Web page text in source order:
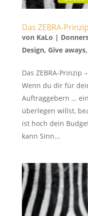
Das ZEBRA-
von KaLo |
Design, Give aways,
Das ZEBRA-Prinzip
Wenn du dir für
Auftraggebern …
überlegen willst,
ist hoch dein
kann Sinn...